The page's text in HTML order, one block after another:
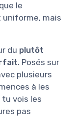
le
uniforme, mais
du plutôt
. Posés sur
plusieurs
à les
vois les
pas